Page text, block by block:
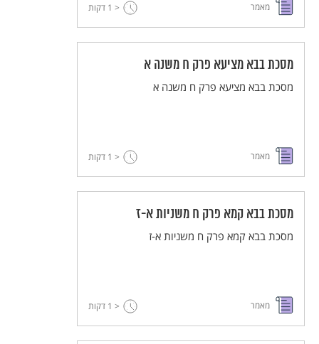
מאמר < 1 דקות
מסכת בבא מציעא פרק ח משנה א
מסכת בבא מציעא פרק ח משנה א
מאמר < 1 דקות
מסכת בבא קמא פרק ח משניות א-ז
מסכת בבא קמא פרק ח משניות א-ז
מאמר < 1 דקות